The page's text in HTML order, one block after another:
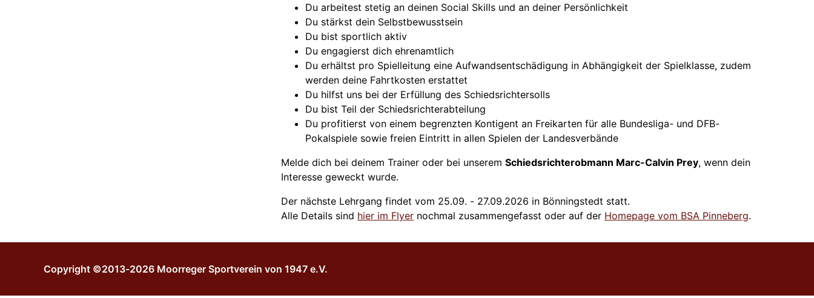
Du arbeitest stetig an deinen Social Skills und an deiner Persönlichkeit
Du stärkst dein Selbstbewusstsein
Du bist sportlich aktiv
Du engagierst dich ehrenamtlich
Du erhältst pro Spielleitung eine Aufwandsentschädigung in Abhängigkeit der Spielklasse, zudem
werden deine Fahrtkosten erstattet
Du hilfst uns bei der Erfüllung des Schiedsrichtersolls
Du bist Teil der Schiedsrichterabteilung
Du profitierst von einem begrenzten Kontigent an Freikarten für alle Bundesliga- und DFB-
Pokalspiele sowie freien Eintritt in allen Spielen der Landesverbände
Melde dich bei deinem Trainer oder bei unserem Schiedsrichterobmann Marc-Calvin Prey, wenn dein
Interesse geweckt wurde.
Der nächste Lehrgang findet vom 25.09. - 27.09.2026 in Bönningstedt statt.
Alle Details sind hier im Flyer nochmal zusammengefasst oder auf der Homepage vom BSA Pinneberg.
Copyright ©2013-2026 Moorreger Sportverein von 1947 e.V.